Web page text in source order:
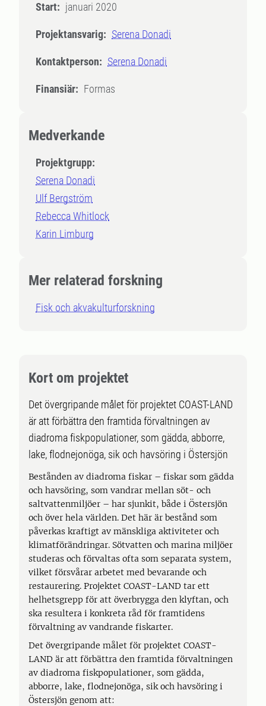
Start: januari 2020
Projektansvarig: Serena Donadi
Kontaktperson: Serena Donadi
Finansiär: Formas
Medverkande
Projektgrupp:
Serena Donadi
Ulf Bergström
Rebecca Whitlock
Karin Limburg
Mer relaterad forskning
Fisk och akvakulturforskning
Kort om projektet
Det övergripande målet för projektet COAST-LAND
är att förbättra den framtida förvaltningen av
diadroma fiskpopulationer, som gädda, abborre,
lake, flodnejonöga, sik och havsöring i Östersjön
Bestånden av diadroma fiskar – fiskar som gädda
och havsöring, som vandrar mellan söt- och
saltvattenmiljöer – har sjunkit, både i Östersjön
och över hela världen. Det här är bestånd som
påverkas kraftigt av mänskliga aktiviteter och
klimatförändringar. Sötvatten och marina miljöer
studeras och förvaltas ofta som separata system,
vilket försvårar arbetet med bevarande och
restaurering. Projektet COAST-LAND tar ett
helhetsgrepp för att överbrygga den klyftan, och
ska resultera i konkreta råd för framtidens
förvaltning av vandrande fiskarter.
Det övergripande målet för projektet COAST-
LAND är att förbättra den framtida förvaltningen
av diadroma fiskpopulationer, som gädda,
abborre, lake, flodnejonöga, sik och havsöring i
Östersjön genom att: